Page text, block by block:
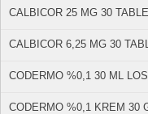
CALBICOR 25 MG 30
CALBICOR 6,25 MG 30
CODERMO %0,1 30 ML
CODERMO %0,1 KREM 30